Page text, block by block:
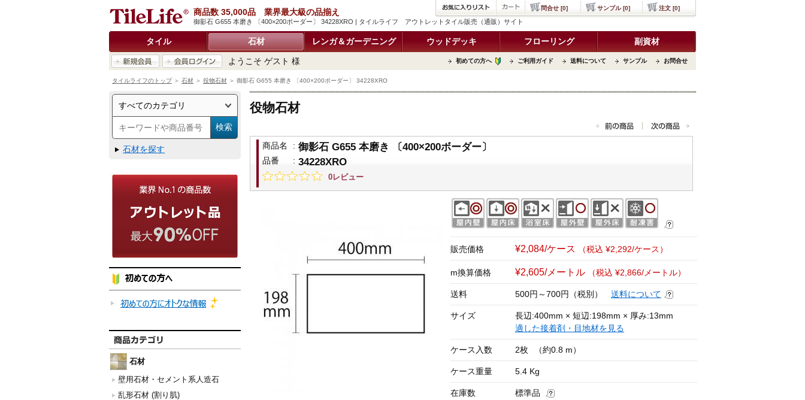
御影石 G655 本磨き 〔400×200ボーダー〕 34228XRO | タイルライフ アウトレットタイル販売（通販）サイト
商品数 35,000品 業界最大級の品揃え
タイル 石材 レンガ＆ガーデニング ウッドデッキ フローリング 副資材
ようこそ ゲスト 様 初めての方へ ご利用ガイド 送料について サンプル お問合せ
問合せ [0] サンプル [0] 注文 [0]
タイルライフのトップ＞ 石材 ＞ 役物石材 ＞ 御影石 G655 本磨き 〔400×200ボーダー〕 34228XRO
石材を探す
石材
壁用石材・セメント系人造石
乱形石材 (割り肌)
役物石材
商品名 : 御影石 G655 本磨き 〔400×200ボーダー〕
品番 : 34228XRO
0レビュー
販売価格 ¥2,084/ケース （税込 ¥2,292/ケース）
m換算価格 ¥2,605/メートル （税込 ¥2,866/メートル）
送料 500円～700円（税別） 送料について
サイズ
長辺:400mm × 短辺:198mm × 厚み:13mm
適した接着剤・目地材を見る
ケース入数 2枚 （約0.8 m）
ケース重量 5.4 Kg
在庫数 標準品